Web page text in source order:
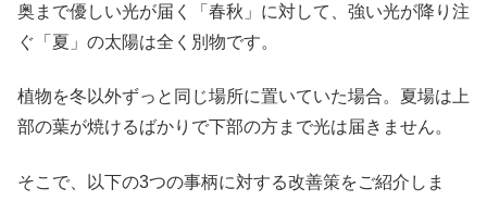
奥まで優しい光が届く「春秋」に対して、強い光が降り注
ぐ「夏」の太陽は全く別物です。
植物を冬以外ずっと同じ場所に置いていた場合。夏場は上
部の葉が焼けるばかりで下部の方まで光は届きません。
そこで、以下の3つの事柄に対する改善策をご紹介しま